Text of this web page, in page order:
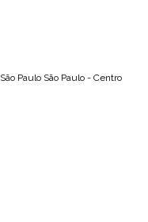
São Paulo São Paulo - Centro